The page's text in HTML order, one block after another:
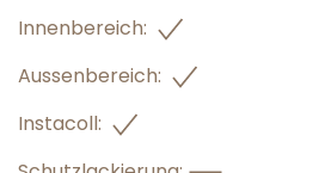
Innenbereich:
Aussenbereich:
Instacoll: